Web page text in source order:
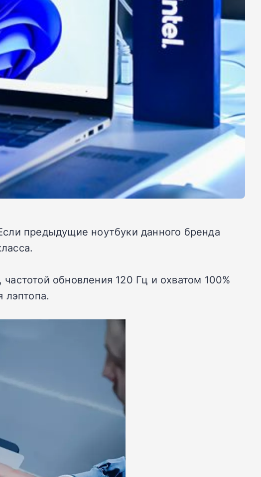
предыдущие ноутбуки данного бренда
обновления 120 Гц и охватом 100%
лэптопа.